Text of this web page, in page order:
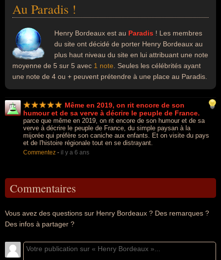
Au Paradis !
Henry Bordeaux est au Paradis ! Les membres
du site ont décidé de porter Henry Bordeaux au
plus haut niveau du site en lui attribuant une note
moyenne de 5 sur 5 avec 1 note . Seules les célébrités ayant
une note de 4 ou + peuvent prétendre à une place au Paradis.
Même en 2019, on rit encore de son
humour et de sa verve à décrire le peuple de France.
parce que même en 2019, on rit encore de son humour et de sa
verve à décrire le peuple de France, du simple paysan à la
mijorée qui préfère son caniche aux enfants. Et on visite du pays
et de l'histoire régionale tout en se distrayant.
Commentez - il y a 6 ans
Commentaires
Vous avez des questions sur Henry Bordeaux ? Des remarques ?
Des infos à partager ?